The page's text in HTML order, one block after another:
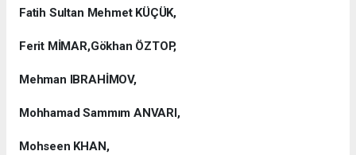
Fatih Sultan Mehmet KÜÇÜK,
Ferit MİMAR,Gökhan ÖZTOP,
Mehman IBRAHİMOV,
Mohhamad Sammım ANVARI,
Mohseen KHAN,